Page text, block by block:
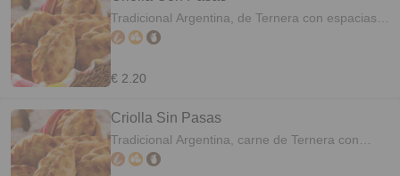
Tradicional Argentina, de Ternera con espacias,
oliva, huevo y pasas de uva.
€ 2.20
Criolla Sin Pasas
Tradicional Argentina, carne de Ternera con
especias, olivas y huevo.